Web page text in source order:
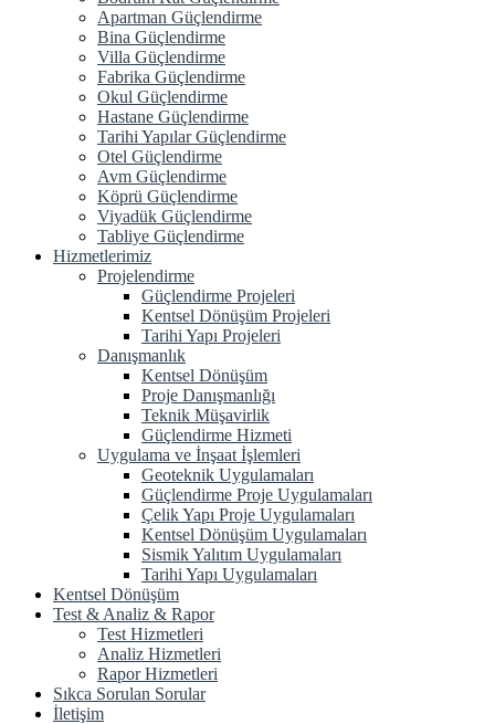
Apartman Güçlendirme
Bina Güçlendirme
Villa Güçlendirme
Fabrika Güçlendirme
Okul Güçlendirme
Hastane Güçlendirme
Tarihi Yapılar Güçlendirme
Otel Güçlendirme
Avm Güçlendirme
Köprü Güçlendirme
Viyadük Güçlendirme
Tabliye Güçlendirme
Hizmetlerimiz
Projelendirme
Güçlendirme Projeleri
Kentsel Dönüşüm Projeleri
Tarihi Yapı Projeleri
Danışmanlık
Kentsel Dönüşüm
Proje Danışmanlığı
Teknik Müşavirlik
Güçlendirme Hizmeti
Uygulama ve İnşaat İşlemleri
Geoteknik Uygulamaları
Güçlendirme Proje Uygulamaları
Çelik Yapı Proje Uygulamaları
Kentsel Dönüşüm Uygulamaları
Sismik Yalıtım Uygulamaları
Tarihi Yapı Uygulamaları
Kentsel Dönüşüm
Test & Analiz & Rapor
Test Hizmetleri
Analiz Hizmetleri
Rapor Hizmetleri
Sıkca Sorulan Sorular
İletişim